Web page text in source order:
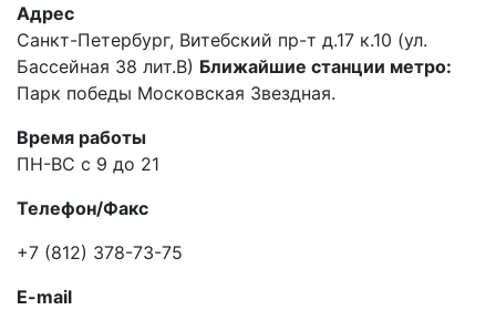
Адрес
Санкт-Петербург, Витебский пр-т д.17 к.10 (ул.
Бассейная 38 лит.В) Ближайшие станции метро:
Парк победы Московская Звездная.
Время работы
ПН-ВС с 9 до 21
Телефон/Факс
+7 (812) 378-73-75
E-mail